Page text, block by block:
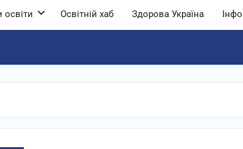
освіти Освітній хаб Здорова Україна